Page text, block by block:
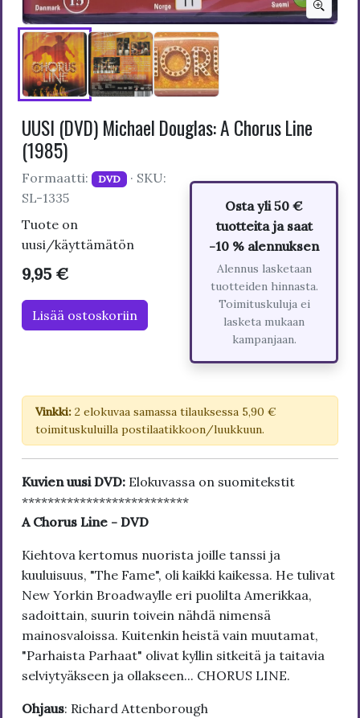
UUSI (DVD) Michael Douglas: A Chorus Line
(1985)
Formaatti: DVD · SKU:
SL-1335
Tuote on
uusi/käyttämätön
9,95 €
Lisää ostoskoriin
Osta yli 50 €
tuotteita ja saat
-10 % alennuksen
Alennus lasketaan
tuotteiden hinnasta.
Toimituskuluja ei
lasketa mukaan
kampanjaan.
Vinkki: 2 elokuvaa samassa tilauksessa 5,90 €
toimituskuluilla postilaatikkoon/luukkuun.
Kuvien uusi DVD: Elokuvassa on suomitekstit
**************************
A Chorus Line - DVD
Kiehtova kertomus nuorista joille tanssi ja
kuuluisuus, "The Fame", oli kaikki kaikessa. He tulivat
New Yorkin Broadwaylle eri puolilta Amerikkaa,
sadoittain, suurin toivein nähdä nimensä
mainosvaloissa. Kuitenkin heistä vain muutamat,
"Parhaista Parhaat" olivat kyllin sitkeitä ja taitavia
selviytyäkseen ja ollakseen... CHORUS LINE.
Ohjaus: Richard Attenborough